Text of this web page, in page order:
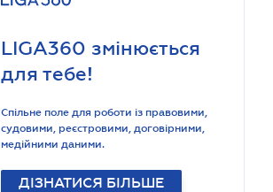
LIGA360 змінюється
для тебе!
Спільне поле для роботи із правовими,
судовими, реєстровими, договірними,
медійними даними.
ДІЗНАТИСЯ БІЛЬШЕ